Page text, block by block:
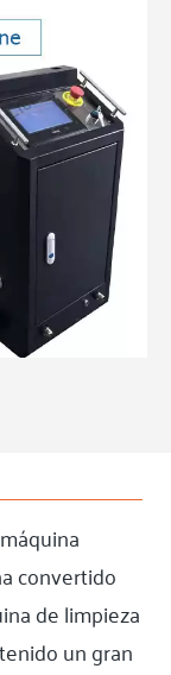
convertido
de limpieza
un gran